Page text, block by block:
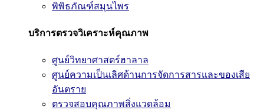
พิพิธภัณฑ์สมุนไพร
บริการตรวจวิเคราะห์คุณภาพ
ศูนย์วิทยาศาสตร์ฮาลาล
ศูนย์ความเป็นเลิศด้านการจัดการสารและของเสีย
อันตราย
ตรวจสอบคุณภาพสิ่งแวดล้อม